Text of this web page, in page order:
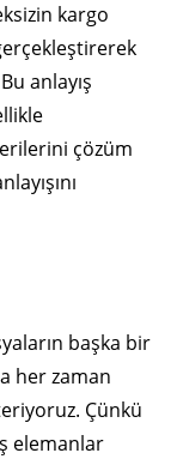
kargo
anlayış
çözüm
başka bir
her zaman
Çünkü
elemanlar